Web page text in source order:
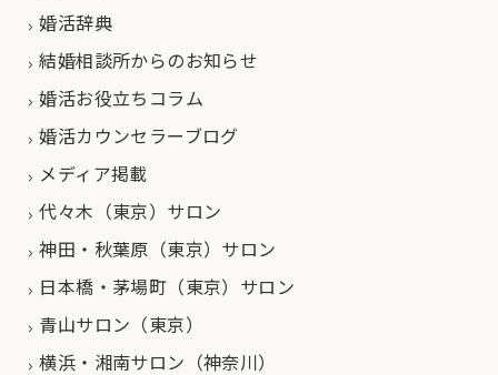
婚活辞典
結婚相談所からのお知らせ
婚活お役立ちコラム
婚活カウンセラーブログ
メディア掲載
代々木（東京）サロン
神田・秋葉原（東京）サロン
日本橋・茅場町（東京）サロン
青山サロン（東京）
横浜・湘南サロン（神奈川）